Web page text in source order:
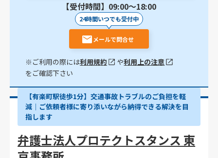
【受付時間】09:00〜18:00
24時間いつでも受付中
メールで問合せ
※ご利用の際には利用規約 や利用上の注意
をご確認下さい
【有楽町駅徒歩1分】交通事故トラブルのご負担を軽
減｜ご依頼者様に寄り添いながら納得できる解決を目
指します
弁護士法人プロテクトスタンス 東